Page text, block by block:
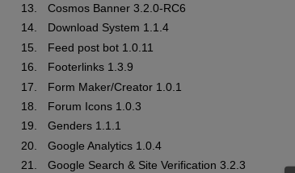
Cosmos Banner 3.2.0-RC6
Download System 1.1.4
Feed post bot 1.0.11
Footerlinks 1.3.9
Form Maker/Creator 1.0.1
Forum Icons 1.0.3
Genders 1.1.1
Google Analytics 1.0.4
Google Search & Site Verification 3.2.3